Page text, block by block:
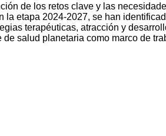
de los retos clave y las
la etapa 2024-2027, se han
terapéuticas, atracción y
salud planetaria como marco de